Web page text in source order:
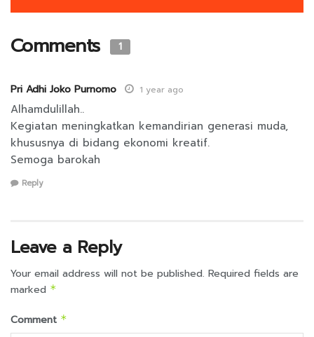
Comments 1
Pri Adhi Joko Purnomo 1 year ago
Alhamdulillah..
Kegiatan meningkatkan kemandirian generasi muda,
khususnya di bidang ekonomi kreatif.
Semoga barokah
Reply
Leave a Reply
Your email address will not be published. Required fields are
marked *
Comment *